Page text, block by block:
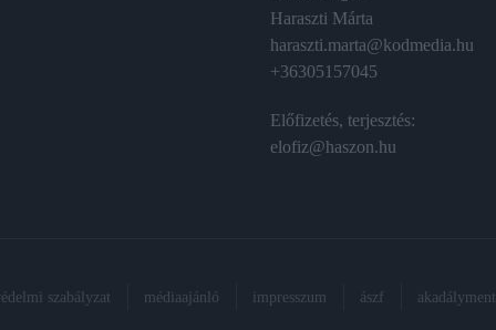
Haraszti Márta
haraszti.marta@kodmedia.hu
+36305157045
Előfizetés, terjesztés:
elofiz@haszon.hu
szabályzat médiaajánló impresszum ászf